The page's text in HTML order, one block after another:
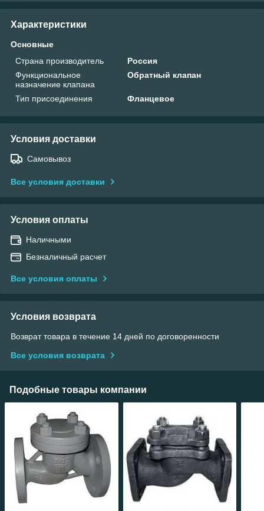
Характеристики
Основные
Страна производитель
Россия
Функциональное
назначение клапана
Обратный клапан
Тип присоединения Фланцевое
Условия доставки
Самовывоз
Все условия доставки
Условия оплаты
Наличными
Безналичный расчет
Все условия оплаты
Условия возврата
Возврат товара в течение 14 дней по договоренности
Все условия возврата
Подобные товары компании